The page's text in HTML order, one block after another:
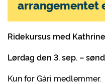
Ridekursus med
Lørdag den 3. sep. –
Kun for Gári medlemmer.
arrangementet